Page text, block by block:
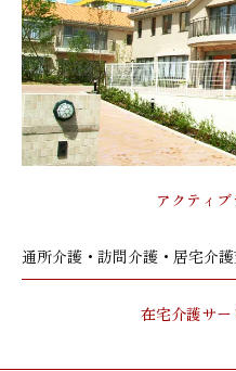
アクティ
通所介護・訪問介護・居宅介
在宅介護サ